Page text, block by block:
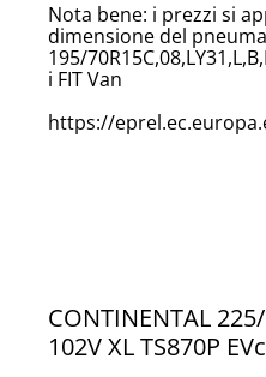
Nota bene: i prezzi si
dimensione del
195/
i FIT Van
https://
%
CONTINENTAL
102V XL TS870P